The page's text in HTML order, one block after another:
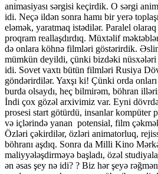
animasiyası sərgisi keçirdik. O sərgi
idi. Neçə ildən sonra hamı bir yerə
eləmək, yaratmaq istədilər. Paralel
proqram reallaşdırdıq. Müxtəlif
də onlara köhnə filmləri göstərirdik.
mümkün deyildi, çünki bizdəki nüsxələri
idi. Sovet vaxtı bütün filmləri Rusiya
göndərirdilər. Yaxşı ki! Çünki orda
burda olsaydı, heç bilmirəm, böhran
İndi çox gözəl arxivimiz var. Eyni
prosesi start götürdü, insanlar kompüter
və içlərində yanan potensial, film
Özləri çəkirdilər, özləri animatorluq,
böhranı aşdıq. Sonra da Milli Kino
maliyyələşdirməyə başladı, özəl
ən əsas şey nə idi? ? Biz hər şeyə